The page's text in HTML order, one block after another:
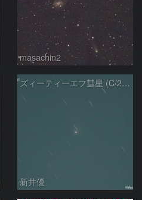
masachin2
ズィーティーエフ彗星 (C/2020V2)：202309/12
新井優